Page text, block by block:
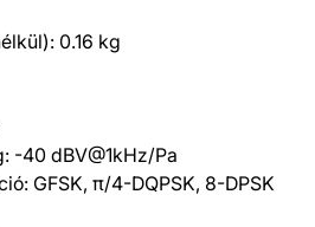
0.16 kg
-40 dBV@1kHz/Pa
GFSK, π/4-DQPSK, 8-DPSK